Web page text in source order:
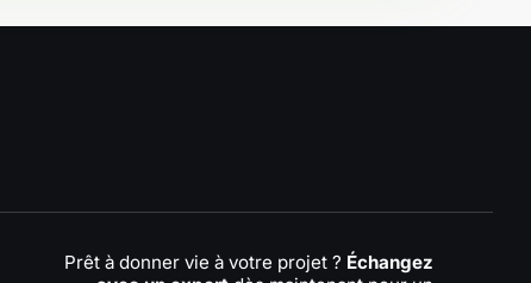
Prêt à donner vie à votre projet ? Échangez